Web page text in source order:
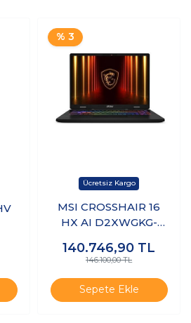
% 3
MSI CROSSHAIR 16
HX AI D2XWGKG-
Ultra 9 275HX 32GB
Freedos 16" QHD+
240Hz Taşınabilir
140.746,90 TL
146.100,00 TL
Sepete Ekle